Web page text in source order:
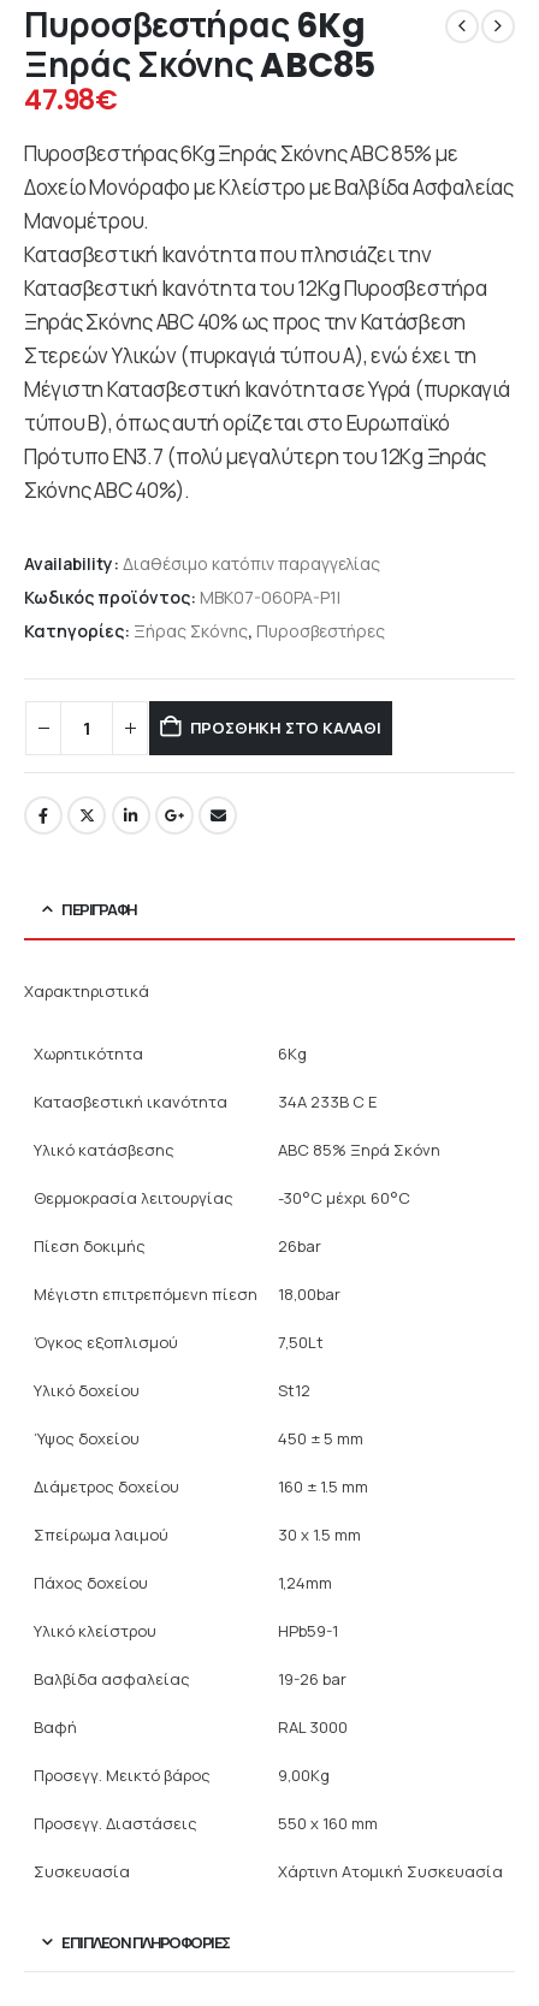
Πυροσβεστήρας 6Kg
Ξηράς Σκόνης ABC85
47.98€
Πυροσβεστήρας 6Kg Ξηράς Σκόνης ABC 85% με
Δοχείο Μονόραφο με Κλείστρο με Βαλβίδα Ασφαλείας
Μανομέτρου.
Κατασβεστική Ικανότητα που πλησιάζει την
Κατασβεστική Ικανότητα του 12Κg Πυροσβεστήρα
Ξηράς Σκόνης ΑΒC 40% ως προς την Κατάσβεση
Στερεών Υλικών (πυρκαγιά τύπου Α), ενώ έχει τη
Μέγιστη Κατασβεστική Ικανότητα σε Υγρά (πυρκαγιά
τύπου Β), όπως αυτή ορίζεται στο Ευρωπαϊκό
Πρότυπο ΕΝ3.7 (πολύ μεγαλύτερη του 12Κg Ξηράς
Σκόνης ABC 40%).
Availability: Διαθέσιμο κατόπιν παραγγελίας
Κωδικός προϊόντος: MBK07-060PA-P1I
Κατηγορίες: Ξήρας Σκόνης, Πυροσβεστήρες
ΠΡΟΣΘΉΚΗ ΣΤΟ ΚΑΛΆΘΙ
ΠΕΡΙΓΡΑΦΉ
Χαρακτηριστικά
Χωρητικότητα 6Kg
Κατασβεστική ικανότητα 34A 233B C E
Υλικό κατάσβεσης ABC 85% Ξηρά Σκόνη
Θερμοκρασία λειτουργίας -30°C μέχρι 60°C
Πίεση δοκιμής 26bar
Μέγιστη επιτρεπόμενη πίεση 18,00bar
Όγκος εξοπλισμού 7,50Lt
Υλικό δοχείου St12
Ύψος δοχείου 450 ± 5 mm
Διάμετρος δοχείου 160 ± 1.5 mm
Σπείρωμα λαιμού 30 x 1.5 mm
Πάχος δοχείου 1,24mm
Υλικό κλείστρου HPb59-1
Βαλβίδα ασφαλείας 19-26 bar
Βαφή RAL 3000
Προσεγγ. Μεικτό βάρος 9,00Kg
Προσεγγ. Διαστάσεις 550 x 160 mm
Συσκευασία Χάρτινη Ατομική Συσκευασία
ΕΠΙΠΛΈΟΝ ΠΛΗΡΟΦΟΡΊΕΣ